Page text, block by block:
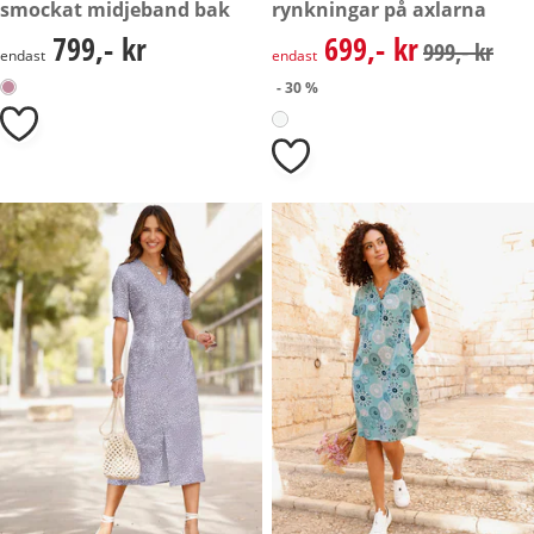
smockat midjeband bak
799,- kr
endast 799,- kr
rynkningar på axlarna
rabatterat pris: 699,- kr,
endast 699,- kr999,- kr
- 30 %